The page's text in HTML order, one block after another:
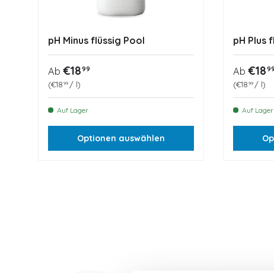
pH Minus flüssig Pool
Normaler Preis
Ab €1899
Grundpreis
€18 99 / l
Auf Lager
Optionen auswählen
pH Plus
Ab €1899
Grundpreis
€18 99 / l
Auf Lager